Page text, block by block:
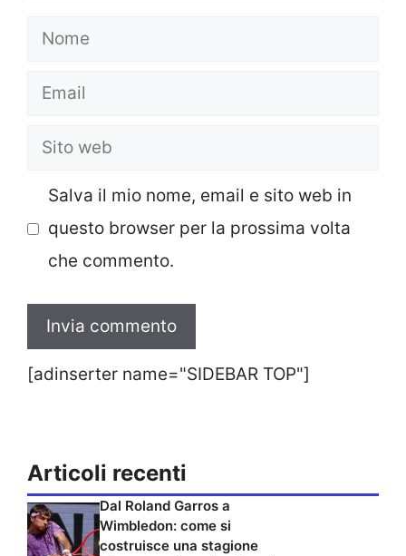
Nome
Email
Sito
Salva il mio nome, email e sito web in
questo browser per la prossima volta
che commento.
[adinserter name="SIDEBAR TOP"]
Articoli recenti
Dal Roland Garros a
Wimbledon: come si
costruisce una stagione